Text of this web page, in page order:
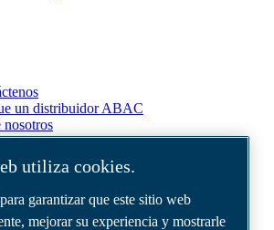
un distribuidor ABAC
nosotros
utiliza cookies.
garantizar que este sitio web
mejorar su experiencia y mostrarle